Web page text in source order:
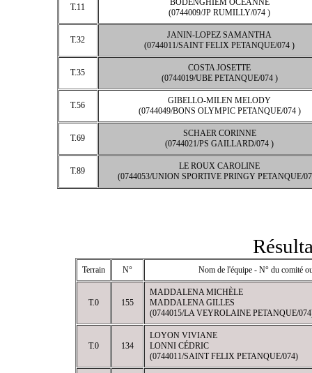
T.11
BODENGHIEM OCÉANNE
(0744009/JP RUMILLY/074 )
T.32
JANIN-LOPEZ SAMANTHA
(0744011/SAINT FELIX PETANQUE/074 )
T.35
COSTA JOSETTE
(0744019/UBE PETANQUE/074 )
T.56
GIBELLO-MILEN MELODY
(0744049/BONS OLYMPIC PETANQUE/074 )
T.69
SCHAER CORINNE
(0744021/PS GAILLARD/074 )
T.89
LE ROUX CAROLINE
(0744053/UNION SPORTIVE PRINGY PETANQUE/
Terrain N° Nom de l'équipe - N° du comité
T.0 155
MADDALENA MICHÈLE
MADDALENA GILLES
(0744015/LA VEYROLAINE PETANQUE/
T.0 134
LOYON VIVIANE
LONNI CÉDRIC
(0744011/SAINT FELIX PETANQUE/074)